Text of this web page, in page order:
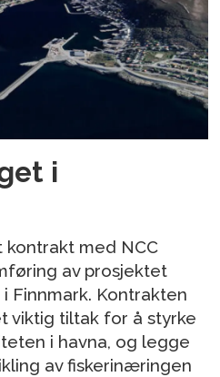
i
kontrakt med NCC
av prosjektet
Finnmark. Kontrakten
viktig tiltak for å styrke
i havna, og legge
av fiskerinæringen